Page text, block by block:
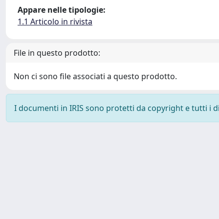
Appare nelle tipologie:
1.1 Articolo in rivista
File in questo prodotto:
Non ci sono file associati a questo prodotto.
I documenti in IRIS sono protetti da copyright e tutti i